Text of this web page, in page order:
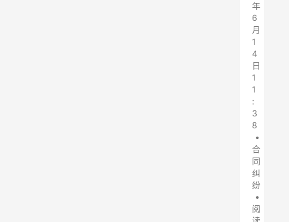
年
6
月
1
4
日
1
1
:
3
8
•
合
同
纠
纷
•
阅